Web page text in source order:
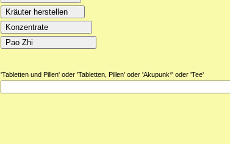
'Tabletten und Pillen' oder 'Tabletten, Pillen' oder 'Akupunk*' oder 'Tee'